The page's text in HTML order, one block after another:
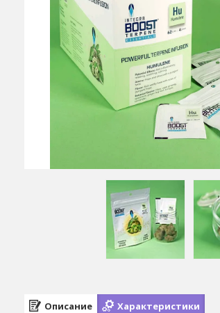
Описание Характеристики